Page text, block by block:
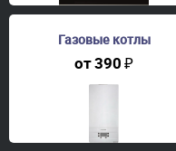
Газовые котлы
от390₽